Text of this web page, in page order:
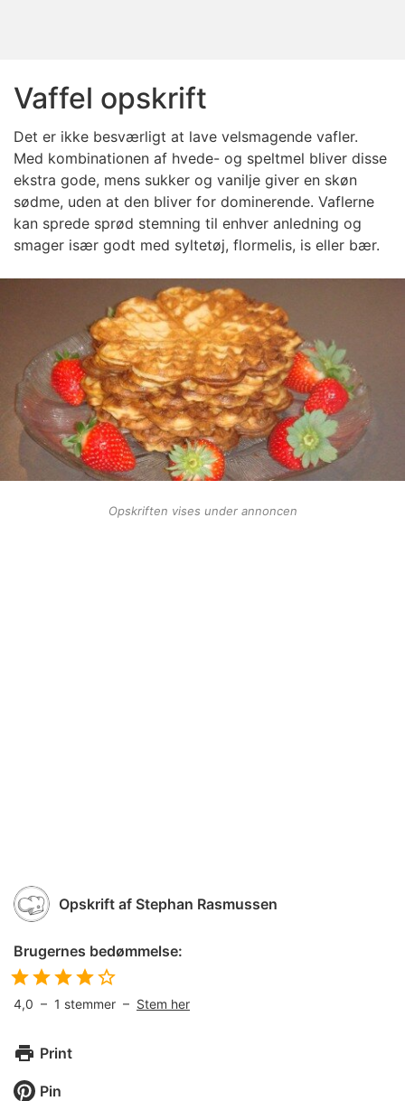
Vaffel opskrift
Det er ikke besværligt at lave velsmagende vafler.
Med kombinationen af hvede- og speltmel bliver disse
ekstra gode, mens sukker og vanilje giver en skøn
sødme, uden at den bliver for dominerende. Vaflerne
kan sprede sprød stemning til enhver anledning og
smager især godt med syltetøj, flormelis, is eller bær.
Opskriften vises under annoncen
Opskrift af Stephan Rasmussen
Brugernes bedømmelse:
4,0 – 1 stemmer – Stem her
Print
Pin